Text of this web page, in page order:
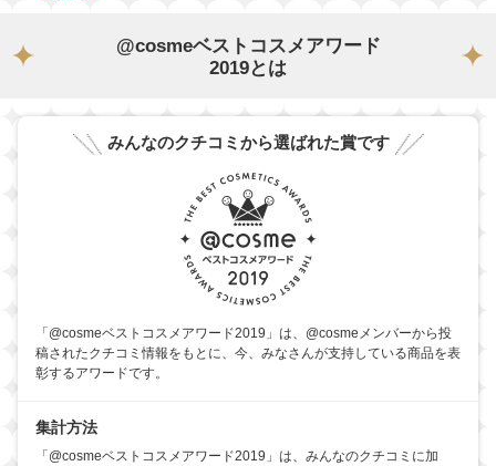
@cosmeベストコスメアワード
2019とは
みんなのクチコミから選ばれた賞です
「@cosmeベストコスメアワード2019」は、@cosmeメンバーから投
稿されたクチコミ情報をもとに、今、みなさんが支持している商品を表
彰するアワードです。
集計方法
「@cosmeベストコスメアワード2019」は、みんなのクチコミに加